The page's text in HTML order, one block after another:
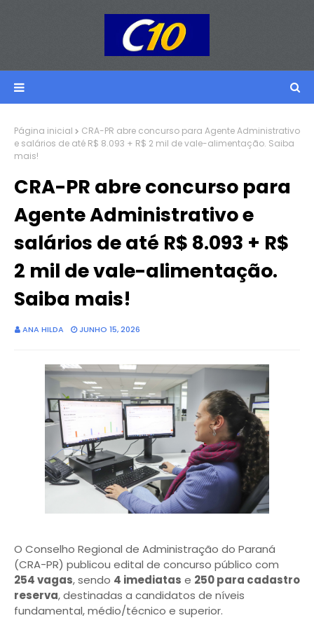
Página inicial
CRA-PR abre concurso para Agente Administrativo
e salários de até R$ 8.093 + R$ 2 mil de vale-alimentação. Saiba
mais!
CRA-PR abre concurso para
Agente Administrativo e
salários de até R$ 8.093 + R$
2 mil de vale-alimentação.
Saiba mais!
ANA HILDA JUNHO 15, 2026
O Conselho Regional de Administração do Paraná
(CRA-PR) publicou edital de concurso público com
254 vagas, sendo 4 imediatas e 250 para cadastro
reserva, destinadas a candidatos de níveis
fundamental, médio/técnico e superior.